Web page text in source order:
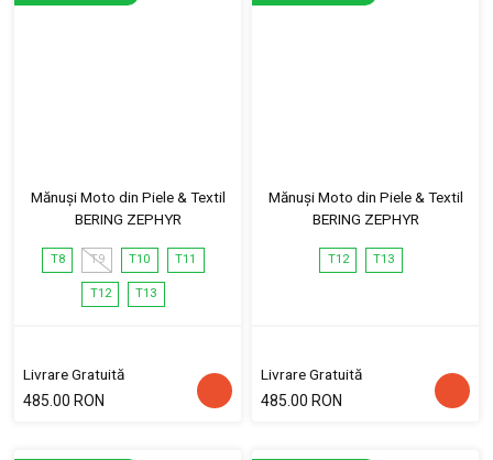
Mănuși Moto din Piele & Textil
BERING ZEPHYR
T8 T9 T10 T11
T12 T13
Livrare Gratuită
485.00 RON
Mănuși Moto din Piele & Textil
BERING ZEPHYR
T12 T13
Livrare Gratuită
485.00 RON